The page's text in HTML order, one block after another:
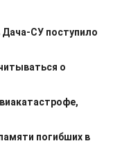
СУ поступило
о
погибших в